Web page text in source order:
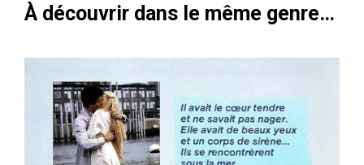
À découvrir dans le même genre…